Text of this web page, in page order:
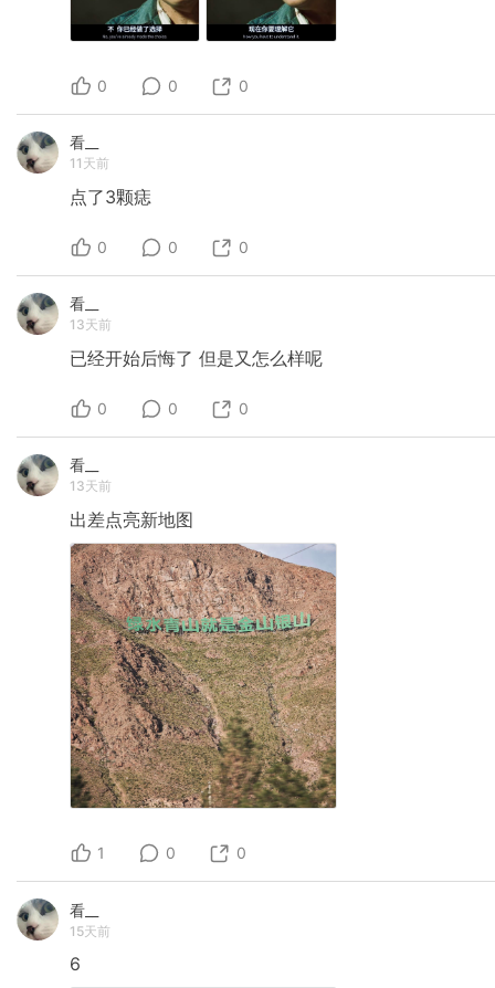
0 0 0
看__
11天前
点了3颗痣
0 0 0
看__
13天前
已经开始后悔了 但是又怎么样呢
0 0 0
看__
13天前
出差点亮新地图
1 0 0
看__
15天前
6